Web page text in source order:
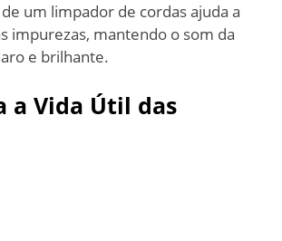
um limpador de cordas ajuda a
impurezas, mantendo o som da
e brilhante.
a Vida Útil das